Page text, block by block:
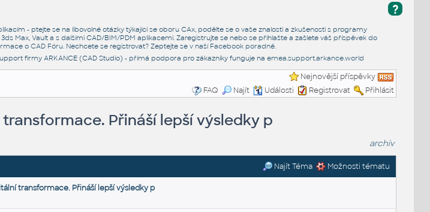
?
- ptejte se na libovolné otázky týkající se oboru CAx, podělte se o vaše znalosti a zkušenosti s programy
3ds Max, Vault a s dalšími CAD/BIM/PDM aplikacemi. Zaregistrujte se nebo se přihlašte a zašlete váš příspěvek do
o CAD Fóru. Nechcete se registrovat? Zeptejte se v naší Facebook poradně.
firmy ARKANCE (CAD Studio) - přímá podpora pro zákazníky funguje na emea.support.arkance.world
Nejnovější příspěvky
FAQ
Najít Události Registrovat Přihlásit
Přináší lepší výsledky p
archiv
Najít Téma Možnosti tématu
transformace. Přináší lepší výsledky p